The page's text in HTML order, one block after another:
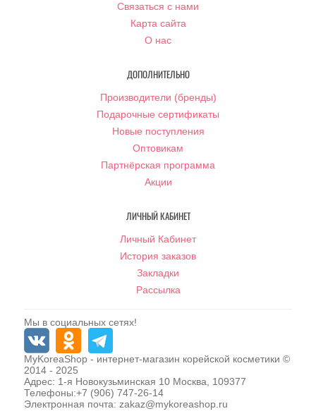
Связаться с нами
Карта сайта
О нас
ДОПОЛНИТЕЛЬНО
Производители (бренды)
Подарочные сертификаты
Новые поступления
Оптовикам
Партнёрская программа
Акции
ЛИЧНЫЙ КАБИНЕТ
Личный Кабинет
История заказов
Закладки
Рассылка
Мы в социальных сетях!
MyKoreaShop - интернет-магазин корейской косметики ©
2014 - 2025
Адрес: 1-я Новокузьминская 10 Москва
109377
Телефоны:+7 (906) 747-26-14
Электронная почта: zakaz@mykoreashop.ru